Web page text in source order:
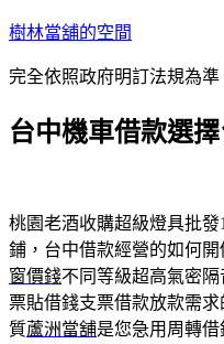
跳
主
內
樹林當舖的空間
完全依照政府明訂法規為
台中機車借款選
桃園老酒收購超級燈具批發
鋪，台中借款經營的如何開
窗價錢不同等級超高氣密
票貼借錢支票借款放款需求
質蘆洲當舖是您急用周轉